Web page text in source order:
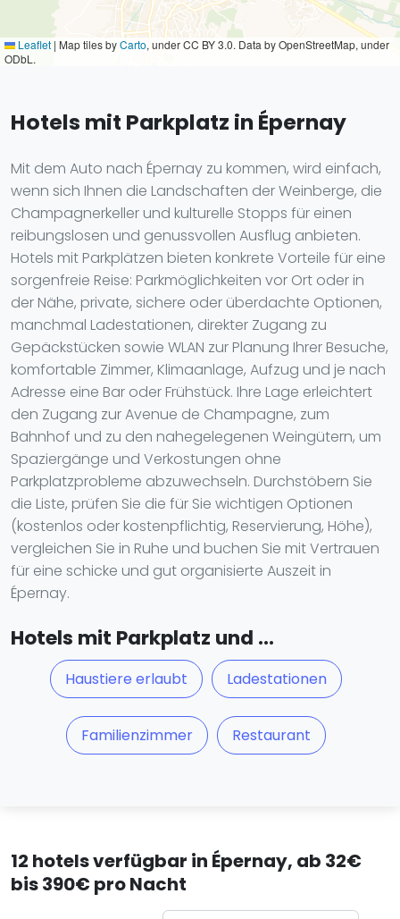
Leaflet | Map tiles byCarto, under CC BY 3.0. Data by OpenStreetMap, under
ODbL.
Hotels mit Parkplatz in Épernay
Mit dem Auto nach Épernay zu kommen, wird einfach,
wenn sich Ihnen die Landschaften der Weinberge, die
Champagnerkeller und kulturelle Stopps für einen
reibungslosen und genussvollen Ausflug anbieten.
Hotels mit Parkplätzen bieten konkrete Vorteile für eine
sorgenfreie Reise: Parkmöglichkeiten vor Ort oder in
der Nähe, private, sichere oder überdachte Optionen,
manchmal Ladestationen, direkter Zugang zu
Gepäckstücken sowie WLAN zur Planung Ihrer Besuche,
komfortable Zimmer, Klimaanlage, Aufzug und je nach
Adresse eine Bar oder Frühstück. Ihre Lage erleichtert
den Zugang zur Avenue de Champagne, zum
Bahnhof und zu den nahegelegenen Weingütern, um
Spaziergänge und Verkostungen ohne
Parkplatzprobleme abzuwechseln. Durchstöbern Sie
die Liste, prüfen Sie die für Sie wichtigen Optionen
(kostenlos oder kostenpflichtig, Reservierung, Höhe),
vergleichen Sie in Ruhe und buchen Sie mit Vertrauen
für eine schicke und gut organisierte Auszeit in
Épernay.
Hotels mit Parkplatz und ...
Haustiere erlaubt Ladestationen
Familienzimmer Restaurant
12 hotels verfügbar in Épernay, ab 32€
bis 390€ pro Nacht